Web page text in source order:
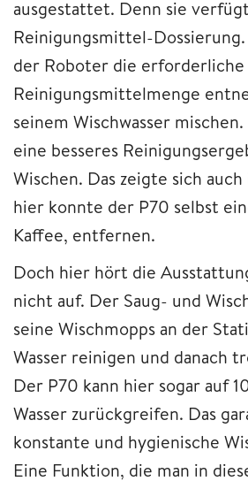
ausgestattet. Denn sie
Reinigungsmittel-
der Roboter die erforderliche
Reinigungsmittelmenge
seinem Wischwasser
eine besseres
Wischen. Das zeigte sich
hier konnte der P70 selbst
Kaffee, entfernen.
Doch hier hört die
nicht auf. Der Saug- und
seine Wischmopps an der
Wasser reinigen und danach
Der P70 kann hier sogar auf
Wasser zurückgreifen. Das
konstante und hygienische
Eine Funktion, die man in